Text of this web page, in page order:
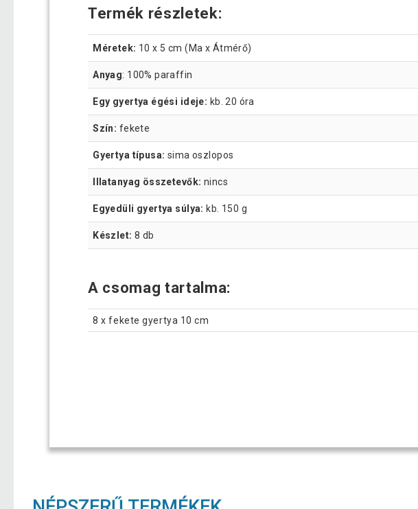
Termék részletek:
Méretek: 10 x 5 cm (Ma x Átmérő)
Anyag: 100% paraffin
Egy gyertya égési ideje: kb. 20 óra
Szín: fekete
Gyertya típusa: sima oszlopos
Illatanyag összetevők: nincs
Egyedüli gyertya súlya: kb. 150 g
Készlet: 8 db
A csomag tartalma:
8 x fekete gyertya 10 cm